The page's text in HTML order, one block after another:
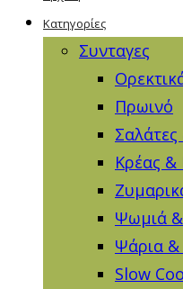
Κατηγορίες
Συνταγες
Πρωινό
Κρέας &
Ψωμιά &
Ψάρια
Slow